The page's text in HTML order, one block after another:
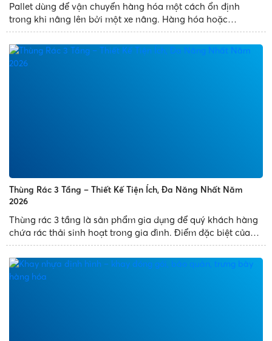
Pallet dùng để vận chuyển hàng hóa một cách ổn định
trong khi nâng lên bởi một xe nâng. Hàng hóa hoặc
container vận chuyển thường được đặt trên pallet được
đảm bảo khi vận chuyển. Kể từ khi pallet được ra đời, việc
sử dụng nó thay thế...
Thùng Rác 3 Tầng – Thiết Kế Tiện Ích, Đa Năng Nhất Năm
2026
Thùng rác 3 tầng là sản phẩm gia dụng để quý khách hàng
chứa rác thải sinh hoạt trong gia đình. Điểm đặc biệt của
sản phẩm là thùng rác thiết kế 3 ngăn, có nhiều diện tích
chứa đựng rác và mang đến tiện ích cho quý khách...